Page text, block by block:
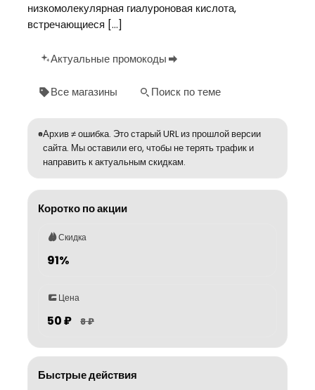
низкомолекулярная гиалуроновая кислота,
встречающиеся […]
Актуальные промокоды
Все магазины Поиск по теме
Архив ≠ ошибка. Это старый URL из прошлой версии
сайта. Мы оставили его, чтобы не терять трафик и
направить к актуальным скидкам.
Коротко по акции
Скидка
91%
Цена
50 ₽ 8 ₽
Быстрые действия